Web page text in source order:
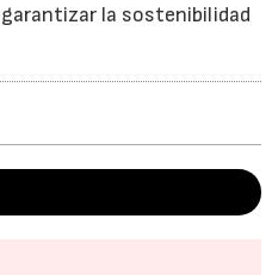
la sostenibilidad